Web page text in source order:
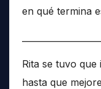
en qué termina
Rita se tuvo que
hasta que